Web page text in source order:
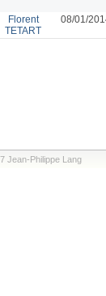
Florent
TETART
08/01/
Jean-Philippe Lang